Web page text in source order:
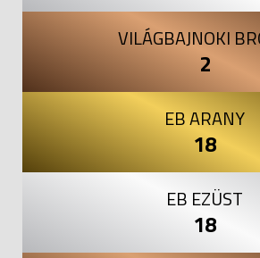
VILÁGBAJNOKI
2
EB ARANY
18
EB EZÜST
18